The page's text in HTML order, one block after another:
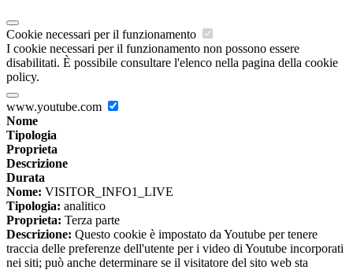
Cookie necessari per il funzionamento
I cookie necessari per il funzionamento non possono essere
disabilitati. È possibile consultare l'elenco nella pagina della cookie
policy.
www.youtube.com
Nome
Tipologia
Proprieta
Descrizione
Durata
Nome: VISITOR_INFO1_LIVE
Tipologia: analitico
Proprieta: Terza parte
Descrizione: Questo cookie è impostato da Youtube per tenere
traccia delle preferenze dell'utente per i video di Youtube incorporati
nei siti; può anche determinare se il visitatore del sito web sta